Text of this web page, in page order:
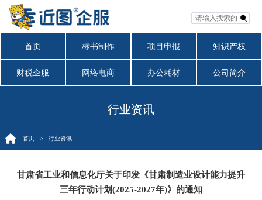
首页 标书制作 项目申报 知识产权
财税企服 网络电商 办公耗材 公司简介
行业资讯
首页> 行业资讯
甘肃省工业和信息化厅关于印发《甘肃制造业设计能力提升
三年行动计划(2025-2027年)》的通知